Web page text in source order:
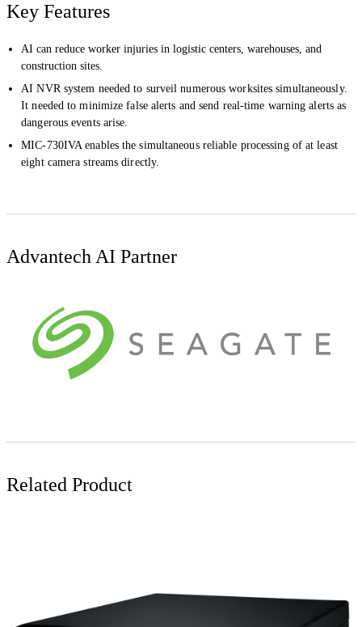
Key Features
AI can reduce worker injuries in logistic centers, warehouses, and
construction sites.
AI NVR system needed to surveil numerous worksites simultaneously.
It needed to minimize false alerts and send real-time warning alerts as
dangerous events arise.
MIC-730IVA enables the simultaneous reliable processing of at least
eight camera streams directly.
Advantech AI Partner
Related Product